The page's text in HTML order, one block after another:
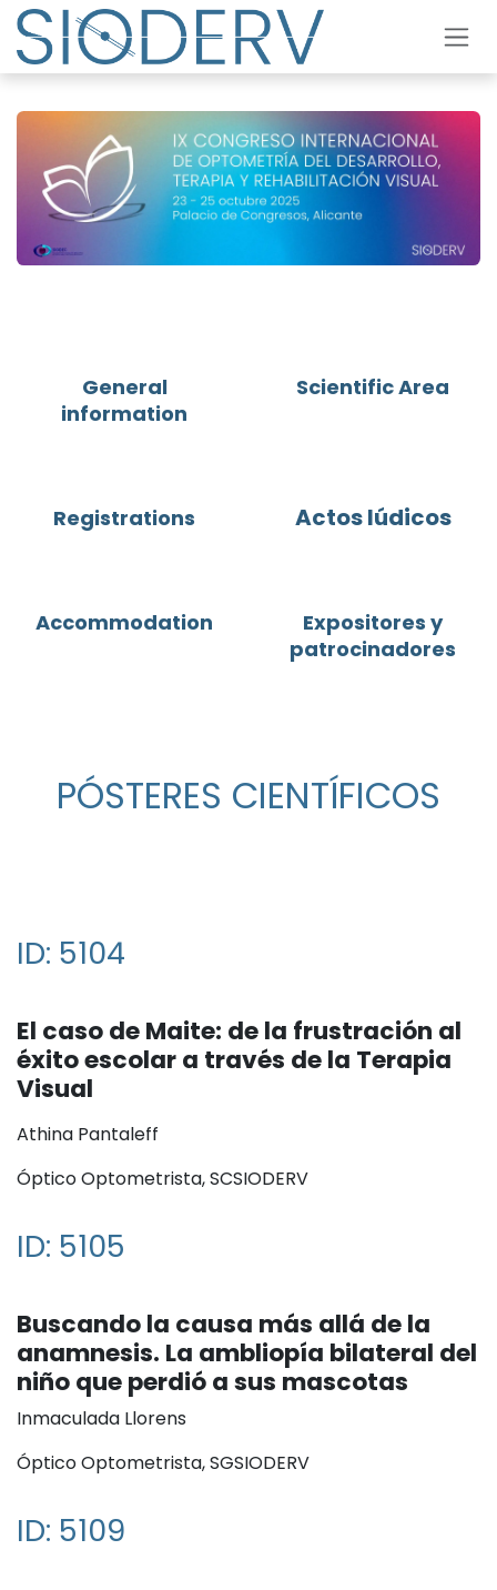
Skip to Content
General
information
Scientific Area
Registrations Actos lúdicos
Accommodation
Expositores y
patrocinadores
PÓSTERES CIENTÍFICOS
ID: 5104
El caso de Maite: de la frustración al
éxito escolar a través de la Terapia
Visual
Athina Pantaleff
Óptico Optometrista, SCSIODERV
ID: 5105
Buscando la causa más allá de la
anamnesis. La ambliopía bilateral del
niño que perdió a sus mascotas
Inmaculada Llorens
Óptico Optometrista, SGSIODERV
ID: 5109